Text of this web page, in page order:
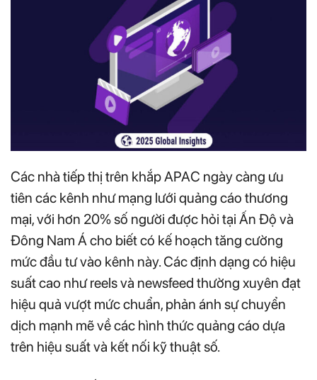
Các nhà tiếp thị trên khắp APAC ngày càng ưu
tiên các kênh như mạng lưới quảng cáo thương
mại, với hơn 20% số người được hỏi tại Ấn Độ và
Đông Nam Á cho biết có kế hoạch tăng cường
mức đầu tư vào kênh này. Các định dạng có hiệu
suất cao như reels và newsfeed thường xuyên đạt
hiệu quả vượt mức chuẩn, phản ánh sự chuyển
dịch mạnh mẽ về các hình thức quảng cáo dựa
trên hiệu suất và kết nối kỹ thuật số.